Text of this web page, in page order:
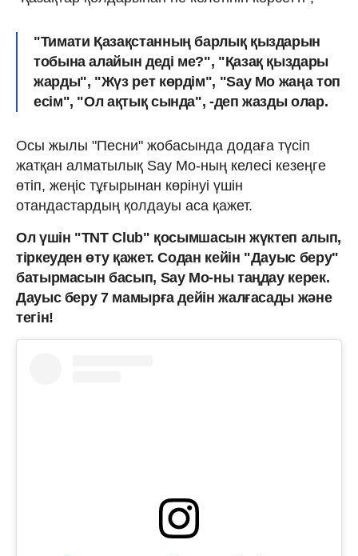
"Тимати Қазақстанның барлық қыздарын
тобына алайын деді ме?", "Қазақ қыздары
жарды", "Жүз рет көрдім", "Say Mo жаңа топ
есім", "Ол ақтық сында", -деп жазды олар.
Осы жылы "Песни" жобасында додаға түсіп
жатқан алматылық Say Mo-ның келесі кезеңге
өтіп, жеңіс тұғырынан көрінуі үшін
отандастардың қолдауы аса қажет.
Ол үшін "TNT Club" қосымшасын жүктеп алып,
тіркеуден өту қажет. Содан кейін "Дауыс беру"
батырмасын басып, Say Mo-ны таңдау керек.
Дауыс беру 7 мамырға дейін жалғасады және
тегін!